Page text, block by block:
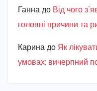
Ганна до Від чого
головні причини та
Карина до Як
умовах: вичерпний